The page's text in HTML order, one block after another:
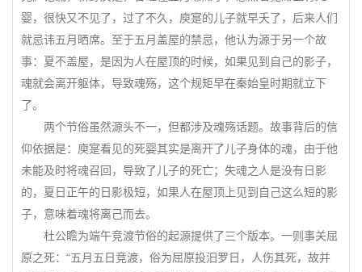
婴，很快又不见了，过了不久，庾寔的儿子就早夭了，后来人们
就忌讳五月晒席。至于五月盖屋的禁忌，他认为源于另一个故
事：夏不盖屋，是因为人在屋顶的时候，如果见到自己的影子，
魂就会离开躯体，导致魂殇，这个规矩早在秦始皇时期就立下
了。
两个节俗虽然源头不一，但都涉及魂殇话题。故事背后的信
仰依据是：庾寔看见的死婴其实是离开了儿子身体的魂，由于他
未能及时将魂召回，导致了儿子的死亡；失魂之人是没有日影
的，夏日正午的日影极短，如果人在屋顶上见到自己这么短的影
子，意味着魂将离己而去。
杜公瞻为端午竞渡节俗的起源提供了三个版本。一则事关屈
原之死：“五月五日竞渡，俗为屈原投汨罗日，人伤其死，故并